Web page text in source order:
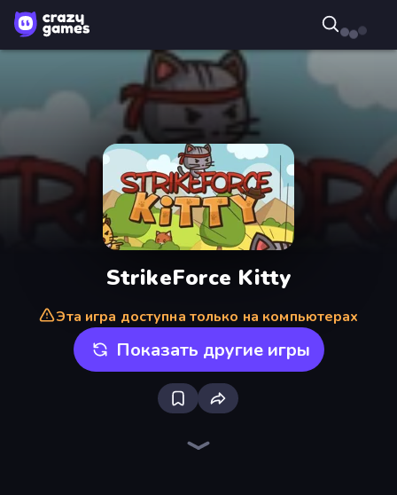
StrikeForce Kitty
Эта игра доступна только на компьютерах
Показать другие игры